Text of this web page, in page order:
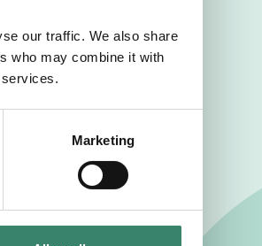
our traffic. We also share
who may combine it with
Marketing